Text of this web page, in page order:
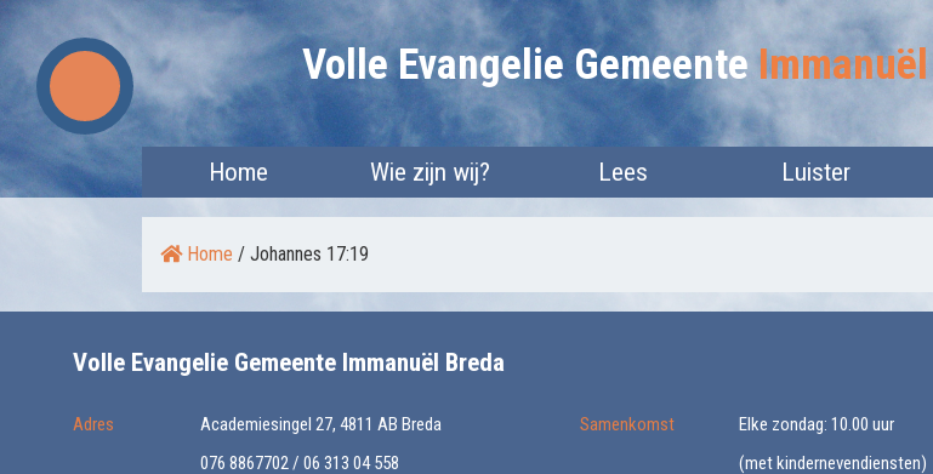
Skip
to
content
Volle Evangelie Gemeente Immanuël
Home Wie zijn wij? Lees Luister
Home / Johannes 17:19
Volle Evangelie Gemeente Immanuël Breda
Adres
Academiesingel 27, 4811 AB Breda
076 8867702 / 06 313 04 558
Samenkomst
Elke zondag: 10.00 uur
(met kindernevendiensten)